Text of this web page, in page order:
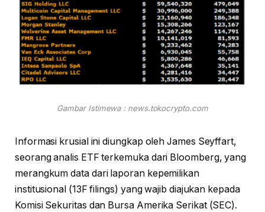
Gambar Istimewa : news.tokocrypto.com
Informasi krusial ini diungkap oleh James Seyffart,
seorang analis ETF terkemuka dari Bloomberg, yang
merangkum data dari laporan kepemilikan
institusional (13F filings) yang wajib diajukan kepada
Komisi Sekuritas dan Bursa Amerika Serikat (SEC).